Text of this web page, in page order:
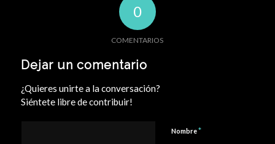
0
COMENTARIOS
Dejar un comentario
¿Quieres unirte a la conversación?
Siéntete libre de contribuir!
Nombre*